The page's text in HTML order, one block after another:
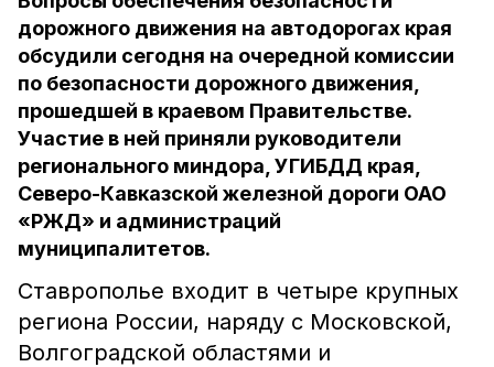
дорожного движения на автодорогах края
обсудили сегодня на очередной комиссии
по безопасности дорожного движения,
прошедшей в краевом Правительстве.
Участие в ней приняли руководители
регионального миндора, УГИБДД края,
Северо-Кавказской железной дороги ОАО
«РЖД» и администраций
муниципалитетов.
Ставрополье входит в четыре крупных
региона России, наряду с Московской,
Волгоградской областями и